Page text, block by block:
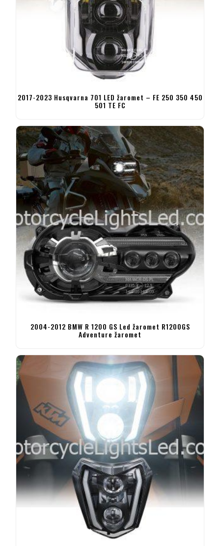
2017-2023 Husqvarna 701 LED žaromet – FE 250 350 450
501 TE FC
2004-2012 BMW R 1200 GS Led žaromet R1200GS
Adventure žaromet